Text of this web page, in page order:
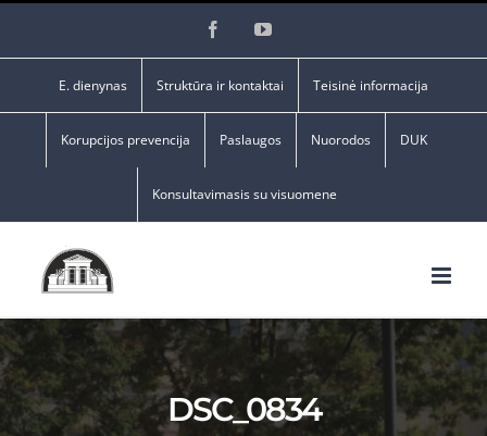
FacebookYouTube
E. dienynas Struktūra ir kontaktai Teisinė informacija
Korupcijos prevencija Paslaugos Nuorodos DUK
Konsultavimasis su visuomene
DSC_0834